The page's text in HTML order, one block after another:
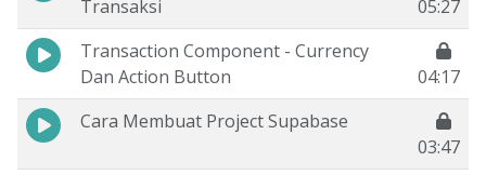
Transaksi
05:27
Transaction Component - Currency
Dan Action Button
04:17
Cara Membuat Project Supabase
03:47